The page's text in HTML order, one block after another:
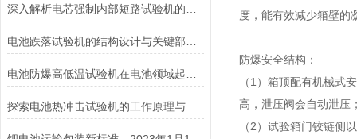
探索电池热冲击试验机的工作原理与应用
度，能有效减少箱壁的
防爆安全结构：
（1）箱顶配有机械式
高，泄压阀会自动泄压
（2）试验箱门铰链侧